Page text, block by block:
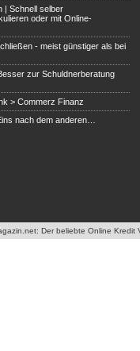
| Schnell selber
oder mit Online-
- meist günstiger als bei
zur Schuldnerberatung
> Commerz Finanz
nach dem anderen…
Der beliebte Online